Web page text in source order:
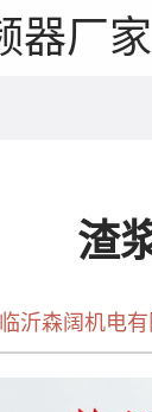
器厂家
渣
临沂森阔机电